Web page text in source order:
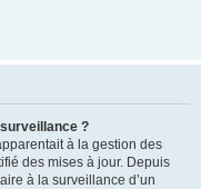
?
à la gestion des
des mises à jour. Depuis
à la surveillance d’un